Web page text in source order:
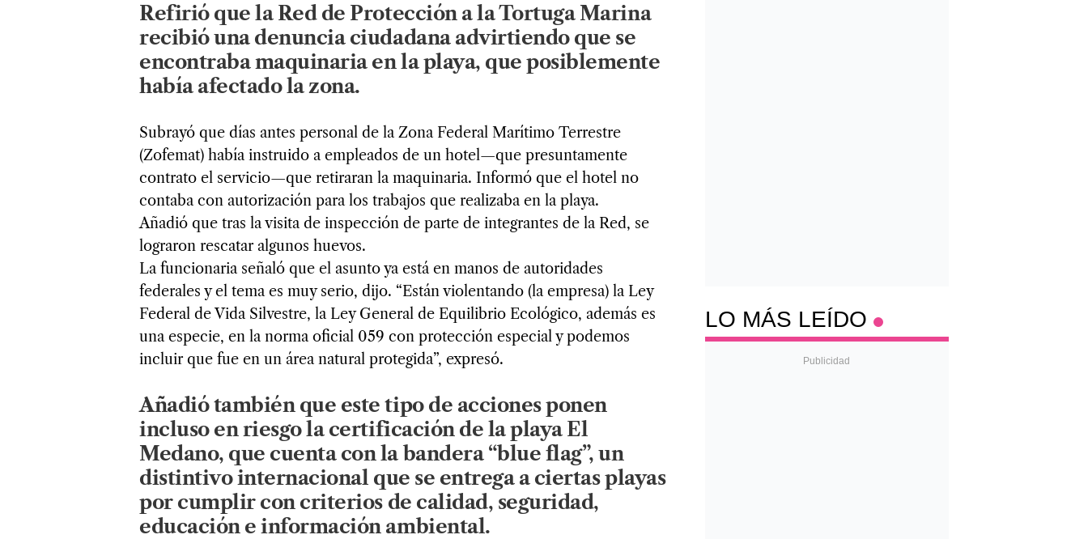
Refirió que la Red de Protección a la Tortuga Marina
recibió una denuncia ciudadana advirtiendo que se
encontraba maquinaria en la playa, que posiblemente
había afectado la zona.
Subrayó que días antes personal de la Zona Federal Marítimo Terrestre
(Zofemat) había instruido a empleados de un hotel—que presuntamente
contrato el servicio—que retiraran la maquinaria. Informó que el hotel no
contaba con autorización para los trabajos que realizaba en la playa.
Añadió que tras la visita de inspección de parte de integrantes de la Red, se
lograron rescatar algunos huevos.
La funcionaria señaló que el asunto ya está en manos de autoridades
federales y el tema es muy serio, dijo. “Están violentando (la empresa) la Ley
Federal de Vida Silvestre, la Ley General de Equilibrio Ecológico, además es
una especie, en la norma oficial 059 con protección especial y podemos
incluir que fue en un área natural protegida”, expresó.
Añadió también que este tipo de acciones ponen
incluso en riesgo la certificación de la playa El
Medano, que cuenta con la bandera “blue flag”, un
distintivo internacional que se entrega a ciertas playas
por cumplir con criterios de calidad, seguridad,
educación e información ambiental.
LO MÁS LEÍDO